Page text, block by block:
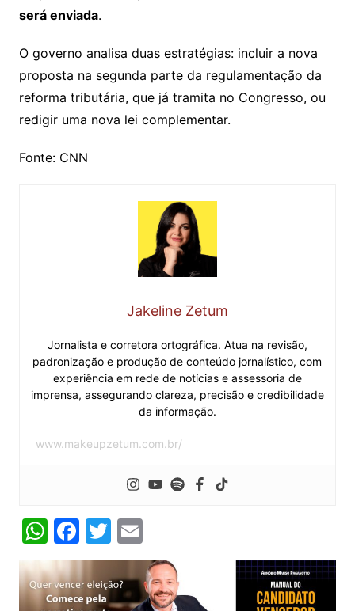
será enviada.
O governo analisa duas estratégias: incluir a nova
proposta na segunda parte da regulamentação da
reforma tributária, que já tramita no Congresso, ou
redigir uma nova lei complementar.
Fonte: CNN
Jakeline Zetum
Jornalista e corretora ortográfica. Atua na revisão,
padronização e produção de conteúdo jornalístico, com
experiência em rede de notícias e assessoria de
imprensa, assegurando clareza, precisão e credibilidade
da informação.
www.makeupzetum.com.br/
W
h
at
F
a
c
T
w
itt
E
m
ai